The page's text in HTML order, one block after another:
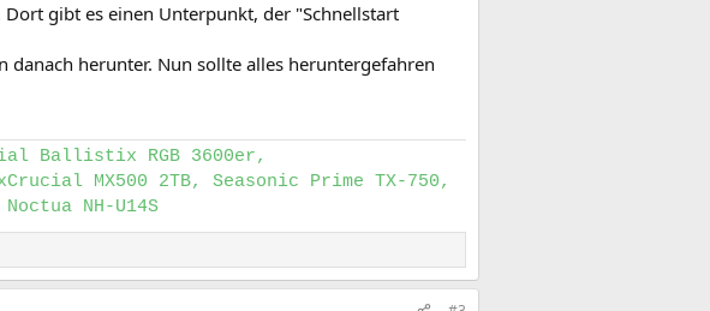
gibt es einen Unterpunkt, der "Schnellstart
danach herunter. Nun sollte alles heruntergefahren
Ballistix RGB 3600er,
MX500 2TB, Seasonic Prime TX-750,
NH-U14S